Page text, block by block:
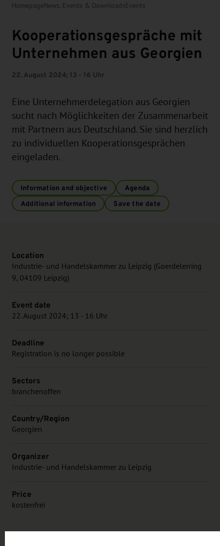
Homepage News, Events & Downloads Events
Kooperationsgespräche mit
Unternehmen aus Georgien
22. August 2024; 13 - 16 Uhr
Eine Unternehmerdelegation aus Georgien
sucht nach Möglichkeiten der Zusammenarbeit
mit Partnern aus Deutschland. Sie sind herzlich
zu individuellen Kooperationsgesprächen
eingeladen.
Information and objective
Agenda
Additional information
Save the date
Location
Industrie- und Handelskammer zu Leipzig (Goerdelerring
9, 04109 Leipzig)
Event date
22. August 2024; 13 - 16 Uhr
Deadline
Registration is no longer possible
Sectors
branchenoffen
Country/Region
Georgien
Organizer
Industrie- und Handelskammer zu Leipzig
Price
kostenfrei